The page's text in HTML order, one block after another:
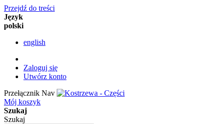
Przejdź do treści
Język
polski
english
Zaloguj się
Utwórz konto
Przełącznik Nav
Mój koszyk
Szukaj
Szukaj